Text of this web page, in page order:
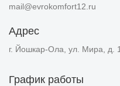
mail@evrokomfort12.ru
Адрес
г. Йошкар-Ола, ул. Мира, д.
График работы